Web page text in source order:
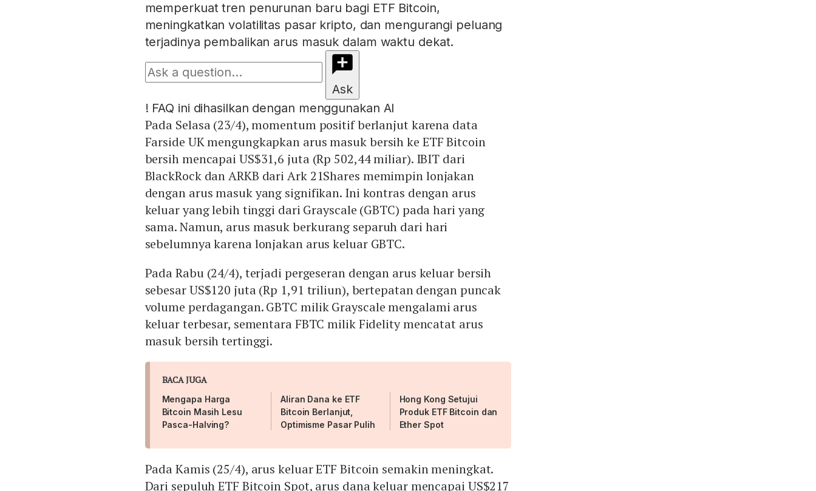
memperkuat tren penurunan baru bagi ETF Bitcoin,
meningkatkan volatilitas pasar kripto, dan mengurangi peluang
terjadinya pembalikan arus masuk dalam waktu dekat.
Ask
! FAQ ini dihasilkan dengan menggunakan AI
Pada Selasa (23/4), momentum positif berlanjut karena data
Farside UK mengungkapkan arus masuk bersih ke ETF Bitcoin
bersih mencapai US$31,6 juta (Rp 502,44 miliar). IBIT dari
BlackRock dan ARKB dari Ark 21Shares memimpin lonjakan
dengan arus masuk yang signifikan. Ini kontras dengan arus
keluar yang lebih tinggi dari Grayscale (GBTC) pada hari yang
sama. Namun, arus masuk berkurang separuh dari hari
sebelumnya karena lonjakan arus keluar GBTC.
Pada Rabu (24/4), terjadi pergeseran dengan arus keluar bersih
sebesar US$120 juta (Rp 1,91 triliun), bertepatan dengan puncak
volume perdagangan. GBTC milik Grayscale mengalami arus
keluar terbesar, sementara FBTC milik Fidelity mencatat arus
masuk bersih tertinggi.
BACA JUGA
Mengapa Harga
Bitcoin Masih Lesu
Pasca-Halving?
Aliran Dana ke ETF
Bitcoin Berlanjut,
Optimisme Pasar Pulih
Hong Kong Setujui
Produk ETF Bitcoin dan
Ether Spot
Pada Kamis (25/4), arus keluar ETF Bitcoin semakin meningkat.
Dari sepuluh ETF Bitcoin Spot, arus dana keluar mencapai US$217